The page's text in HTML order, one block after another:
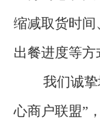
缩减取货时
出餐进度等方
我们诚
心商户联盟”